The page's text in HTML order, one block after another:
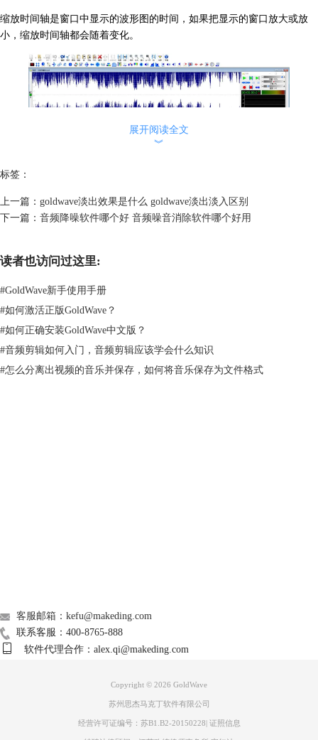
缩放时间轴是窗口中显示的波形图的时间，如果把显示的窗口放大或放
小，缩放时间轴都会随着变化。
第二个纵向坐标表示的是概述时间轴。
概述时间轴是整个音频文件的时间轴，一直显示的是整个文件的时间，无
论窗口中的显示放大还是放小，概述时间轴是不会有变化的。
图4：改变后的概述时间轴
展开阅读全文
︾
标签：
上一篇： goldwave淡出效果是什么 goldwave淡出淡入区别
下一篇： 音频降噪软件哪个好 音频噪音消除软件哪个好用
读者也访问过这里:
#GoldWave新手使用手册
#如何激活正版GoldWave？
#如何正确安装GoldWave中文版？
#音频剪辑如何入门，音频剪辑应该学会什么知识
#怎么分离出视频的音乐并保存，如何将音乐保存为文件格式
客服邮箱：kefu@makeding.com
联系客服：400-8765-888
软件代理合作：alex.qi@makeding.com
Copyright © 2026 GoldWave
苏州思杰马克丁软件有限公司
经营许可证编号：苏B1.B2-20150228| 证照信息